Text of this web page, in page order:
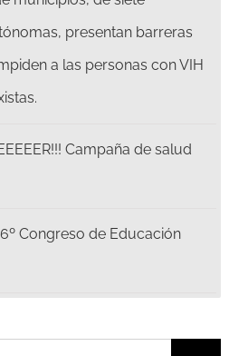
presentan barreras
a las personas con VIH
Campaña de salud
Congreso de Educación